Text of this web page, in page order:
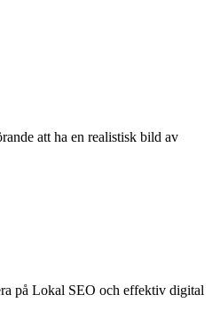
att ha en realistisk bild av
på Lokal SEO och effektiv digital